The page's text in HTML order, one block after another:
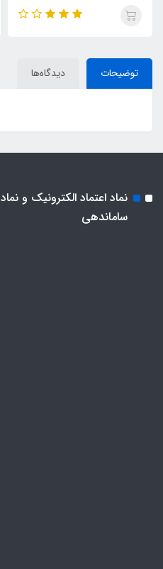
توضیحات دیدگاه‌ها
نماد اعتماد الکترونیک و نماد
ساماندهی